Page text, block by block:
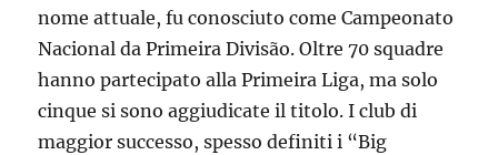
nome attuale, fu conosciuto come Campeonato
Nacional da Primeira Divisão. Oltre 70 squadre
hanno partecipato alla Primeira Liga, ma solo
cinque si sono aggiudicate il titolo. I club di
maggior successo, spesso definiti i “Big